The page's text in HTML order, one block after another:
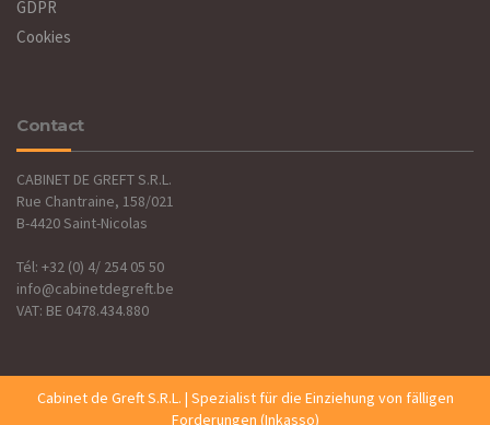
GDPR
Cookies
Contact
CABINET DE GREFT S.R.L.
Rue Chantraine, 158/021
B-4420 Saint-Nicolas
Tél: +32 (0) 4/ 254 05 50
info@cabinetdegreft.be
VAT: BE 0478.434.880
Cabinet de Greft S.R.L. | Spezialist für die Einziehung von fälligen
Forderungen (Inkasso)